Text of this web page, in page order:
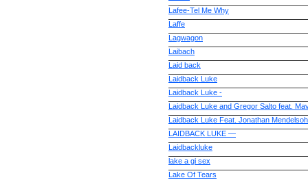
Lafee-Tel Me Why
Laffe
Lagwagon
Laibach
Laid back
Laidback Luke
Laidback Luke -
Laidback Luke and Gregor Salto feat.
Laidback Luke Feat. Jonathan
LAIDBACK LUKE —
Laidbackluke
lake a gi sex
Lake Of Tears